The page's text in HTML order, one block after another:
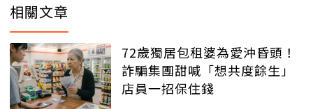
相關文章
72歲獨居包租婆為愛沖昏頭！
詐騙集團甜喊「想共度餘生」
店員一招保住錢